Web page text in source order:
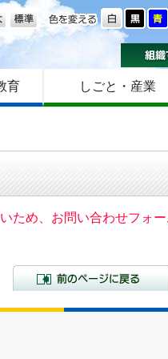
色を変える
大きさ
育 しごと・産業
ため、お問い合わせフォー